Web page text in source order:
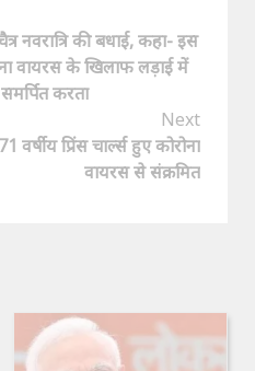
नवरात्रि की बधाई, कहा- इस
वायरस के खिलाफ लड़ाई में
करता
Next
प्रिंस चार्ल्स हुए कोरोना
वायरस से संक्रमित